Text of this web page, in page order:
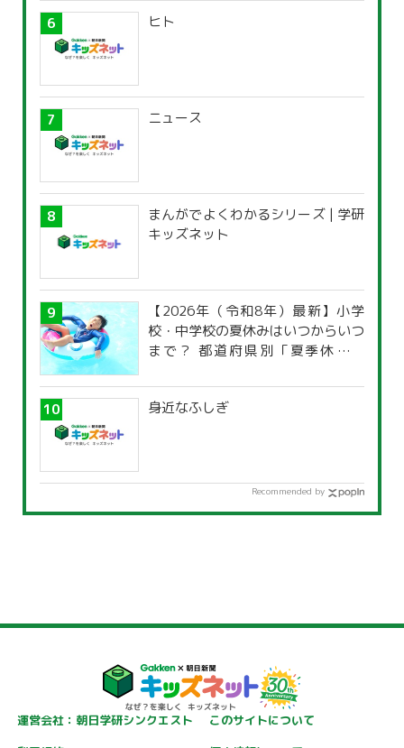
ヒト
ニュース
まんがでよくわかるシリーズ | 学研
キッズネット
【2026年（令和8年）最新】小学
校・中学校の夏休みはいつからいつ
まで？ 都道府県別「夏季休暇一
身近なふしぎ
Recommended by
運営会社：朝日学研シンクエスト
このサイトについて